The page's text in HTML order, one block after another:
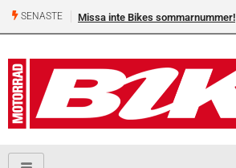
SENASTE Missa inte Bikes sommarnummer!